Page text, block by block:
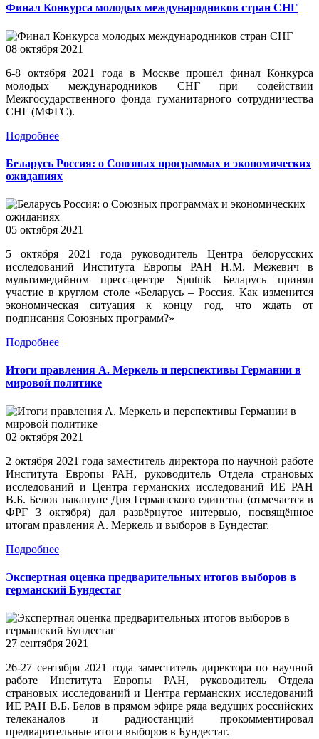
Финал Конкурса молодых международников стран СНГ
08 октября 2021
6-8 октября 2021 года в Москве прошёл финал Конкурса
молодых международников СНГ при содействии
Межгосударственного фонда гуманитарного сотрудничества
СНГ (МФГС).
Подробнее
Беларусь Россия: о Союзных программах и экономических
ожиданиях
05 октября 2021
5 октября 2021 года руководитель Центра белорусских
исследований Института Европы РАН Н.М. Межевич в
мультимедийном пресс-центре Sputnik Беларусь принял
участие в круглом столе «Беларусь – Россия. Как изменится
экономическая ситуация к концу год, что ждать от
подписания Союзных программ?»
Подробнее
Итоги правления А. Меркель и перспективы Германии в
мировой политике
02 октября 2021
2 октября 2021 года заместитель директора по научной работе
Института Европы РАН, руководитель Отдела страновых
исследований и Центра германских исследований ИЕ РАН
В.Б. Белов накануне Дня Германского единства (отмечается в
ФРГ 3 октября) дал развёрнутое интервью, посвящённое
итогам правления А. Меркель и выборов в Бундестаг.
Подробнее
Экспертная оценка предварительных итогов выборов в
германский Бундестаг
27 сентября 2021
26-27 сентября 2021 года заместитель директора по научной
работе Института Европы РАН, руководитель Отдела
страновых исследований и Центра германских исследований
ИЕ РАН В.Б. Белов в прямом эфире ряда ведущих российских
телеканалов и радиостанций прокомментировал
предварительные итоги выборов в Бундестаг.